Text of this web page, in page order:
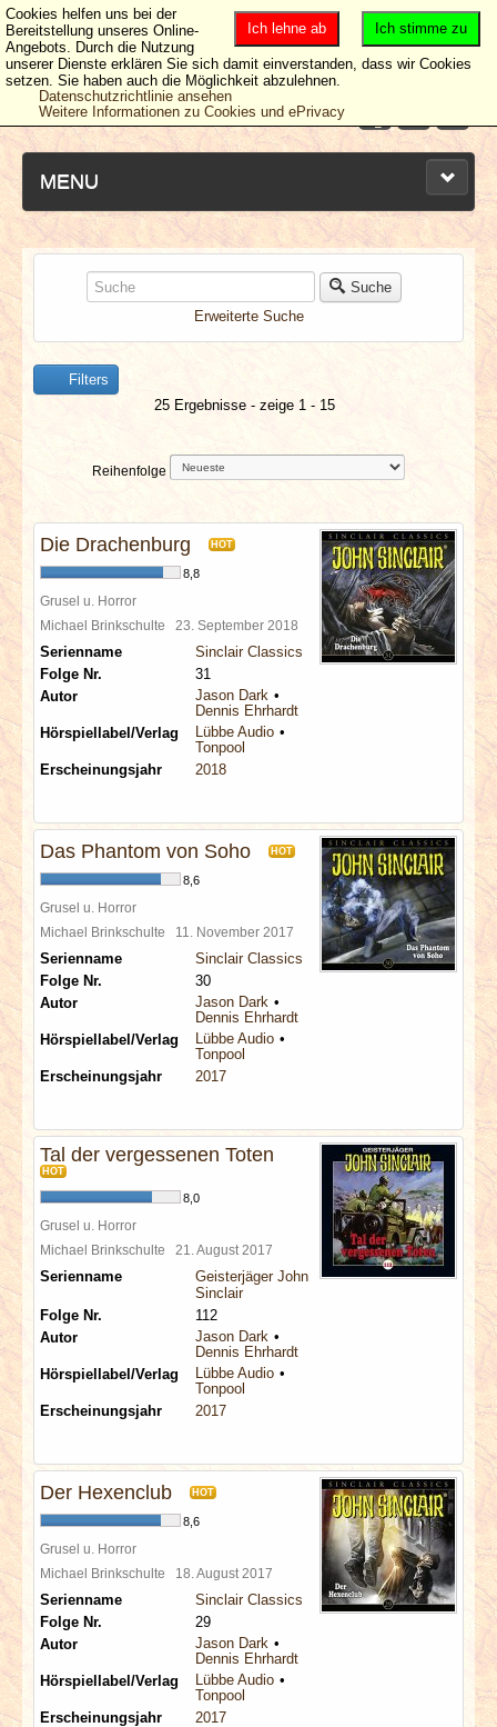
MENU
NEUESTE ARTIKEL
NEWS & DATES
BERICHTE
VERLOSUNGEN
SPECIALS
REDAKTION
LINKS
ARCHIV
Suche
Erweiterte Suche
Filters
25 Ergebnisse - zeige 1 - 15
Reihenfolge
Die Drachenburg HOT
8,8
Grusel u. Horror
Michael Brinkschulte 23. September 2018
Serienname
Sinclair Classics
Folge Nr.
31
Autor
Jason Dark
Dennis Ehrhardt
Hörspiellabel/Verlag
Lübbe Audio
Tonpool
Erscheinungsjahr
2018
Das Phantom von Soho HOT
8,6
Grusel u. Horror
Michael Brinkschulte 11. November 2017
Serienname
Sinclair Classics
Folge Nr.
30
Autor
Jason Dark
Dennis Ehrhardt
Hörspiellabel/Verlag
Lübbe Audio
Tonpool
Erscheinungsjahr
2017
Tal der vergessenen Toten
HOT
8,0
Grusel u. Horror
Michael Brinkschulte 21. August 2017
Serienname
Geisterjäger John
Sinclair
Folge Nr.
112
Autor
Jason Dark
Dennis Ehrhardt
Hörspiellabel/Verlag
Lübbe Audio
Tonpool
Erscheinungsjahr
2017
Der Hexenclub HOT
8,6
Grusel u. Horror
Michael Brinkschulte 18. August 2017
Serienname
Sinclair Classics
Folge Nr.
29
Autor
Jason Dark
Dennis Ehrhardt
Hörspiellabel/Verlag
Lübbe Audio
Tonpool
Erscheinungsjahr
2017
Ich stimme zu
Ich lehne ab
Cookies helfen uns bei der
Bereitstellung unseres Online-
Angebots. Durch die Nutzung
unserer Dienste erklären Sie sich damit einverstanden, dass wir Cookies
setzen. Sie haben auch die Möglichkeit abzulehnen.
Datenschutzrichtlinie ansehen
Weitere Informationen zu Cookies und ePrivacy